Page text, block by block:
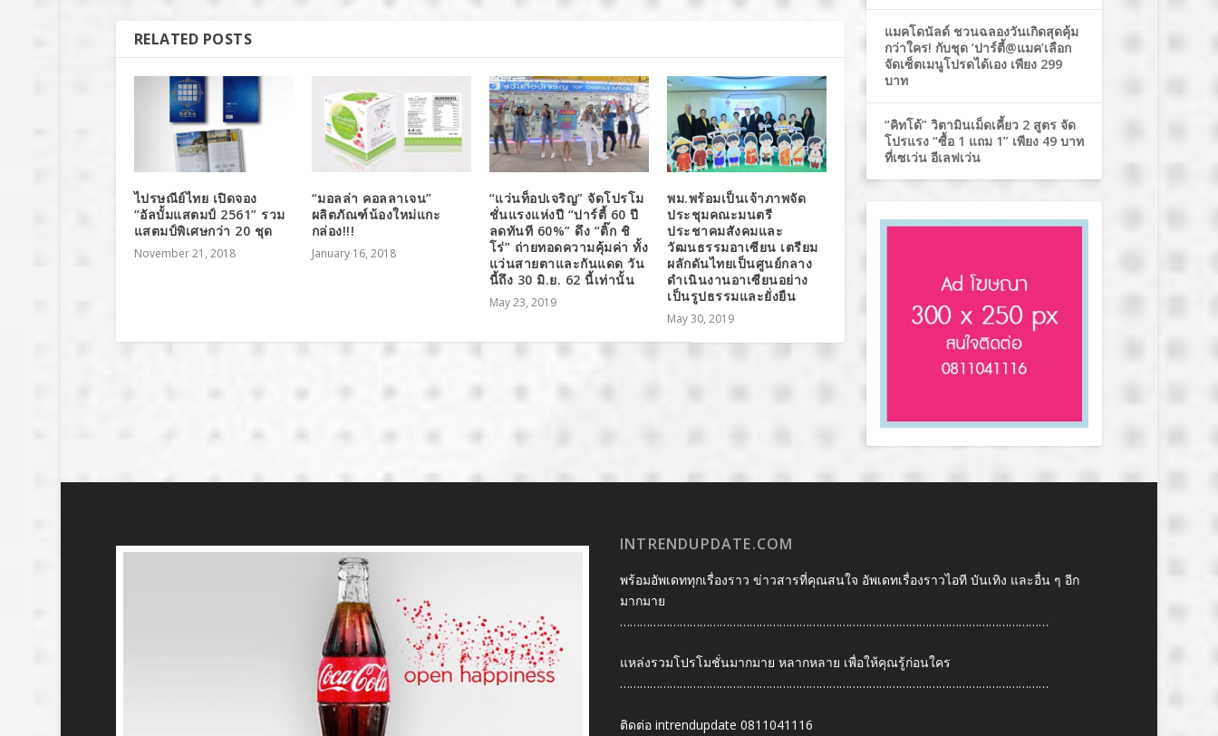
RELATED POSTS
ไปรษณีย์ไทย เปิดจอง
“อัลบั้มแสตมป์ 2561” รวม
แสตมป์พิเศษกว่า 20 ชุด
November 21, 2018
“มอลล่า คอลลาเจน”
ผลิตภัณฑ์น้องใหม่แกะ
กล่อง!!!
January 16, 2018
“แว่นท็อปเจริญ” จัดโปรโม
ชั่นแรงแห่งปี “ปาร์ตี้ 60 ปี
ลดทันที 60%” ดึง “ติ๊ก ชิ
โร่” ถ่ายทอดความคุ้มค่า ทั้ง
แว่นสายตาและกันแดด วัน
นี้ถึง 30 มิ.ย. 62 นี้เท่านั้น
May 23, 2019
พม.พร้อมเป็นเจ้าภาพจัด
ประชุมคณะมนตรี
ประชาคมสังคมและ
วัฒนธรรมอาเซียน เตรียม
ผลักดันไทยเป็นศูนย์กลาง
ดำเนินงานอาเซียนอย่าง
เป็นรูปธรรมและยั่งยืน
May 30, 2019
แมคโดนัลด์ ชวนฉลองวันเกิดสุดคุ้ม
กว่าใคร! กับชุด ‘ปาร์ตี้@แมค’เลือก
จัดเซ็ตเมนูโปรดได้เอง เพียง 299
บาท
“คิทโด้” วิตามินเม็ดเคี้ยว 2 สูตร จัด
โปรแรง “ซื้อ 1 แถม 1” เพียง 49 บาท
ที่เซเว่น อีเลฟเว่น
INTRENDUPDATE.COM
พร้อมอัพเดททุกเรื่องราว ข่าวสารที่คุณสนใจ อัพเดทเรื่องราวไอที บันเทิง และอื่น ๆ อีก
มากมาย
…………………………………………………………………………………………………………………
แหล่งรวมโปรโมชั่นมากมาย หลากหลาย เพื่อให้คุณรู้ก่อนใคร
…………………………………………………………………………………………………………………
ติดต่อ intrendupdate 0811041116